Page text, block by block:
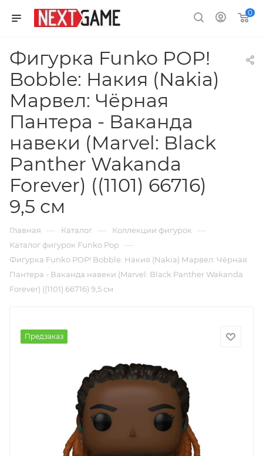
0
Фигурка Funko POP!
Bobble: Накия (Nakia)
Марвел: Чёрная
Пантера - Ваканда
навеки (Marvel: Black
Panther Wakanda
Forever) ((1101) 66716)
9,5 см
Главная — Каталог — Коллекции фигурок —
Каталог фигурок Funko Pop —
Фигурка Funko POP! Bobble: Накия (Nakia) Марвел: Чёрная
Пантера - Ваканда навеки (Marvel: Black Panther Wakanda
Forever) ((1101) 66716) 9,5 см
Предзаказ